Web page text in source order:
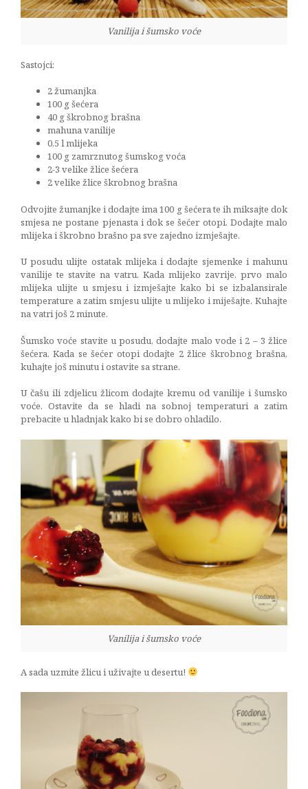
Vanilija i šumsko voće
Sastojci:
2 žumanjka
100 g šećera
40 g škrobnog brašna
mahuna vanilije
0,5 l mlijeka
100 g zamrznutog šumskog voća
2-3 velike žlice šećera
2 velike žlice škrobnog brašna
Odvojite žumanjke i dodajte ima 100 g šećera te ih miksajte dok
smjesa ne postane pjenasta i dok se šećer otopi. Dodajte malo
mlijeka i škrobno brašno pa sve zajedno izmješajte.
U posudu ulijte ostatak mlijeka i dodajte sjemenke i mahunu
vanilije te stavite na vatru. Kada mlijeko zavrije, prvo malo
mlijeka ulijte u smjesu i izmješajte kako bi se izbalansirale
temperature a zatim smjesu ulijte u mlijeko i miješajte. Kuhajte
na vatri još 2 minute.
Šumsko voće stavite u posudu, dodajte malo vode i 2 – 3 žlice
šećera. Kada se šećer otopi dodajte 2 žlice škrobnog brašna,
kuhajte još minutu i ostavite sa strane.
U čašu ili zdjelicu žlicom dodajte kremu od vanilije i šumsko
voće. Ostavite da se hladi na sobnoj temperaturi a zatim
prebacite u hladnjak kako bi se dobro ohladilo.
Vanilija i šumsko voće
A sada uzmite žlicu i uživajte u desertu!